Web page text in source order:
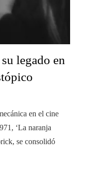
legado en
en el cine
‘La naranja
se consolidó